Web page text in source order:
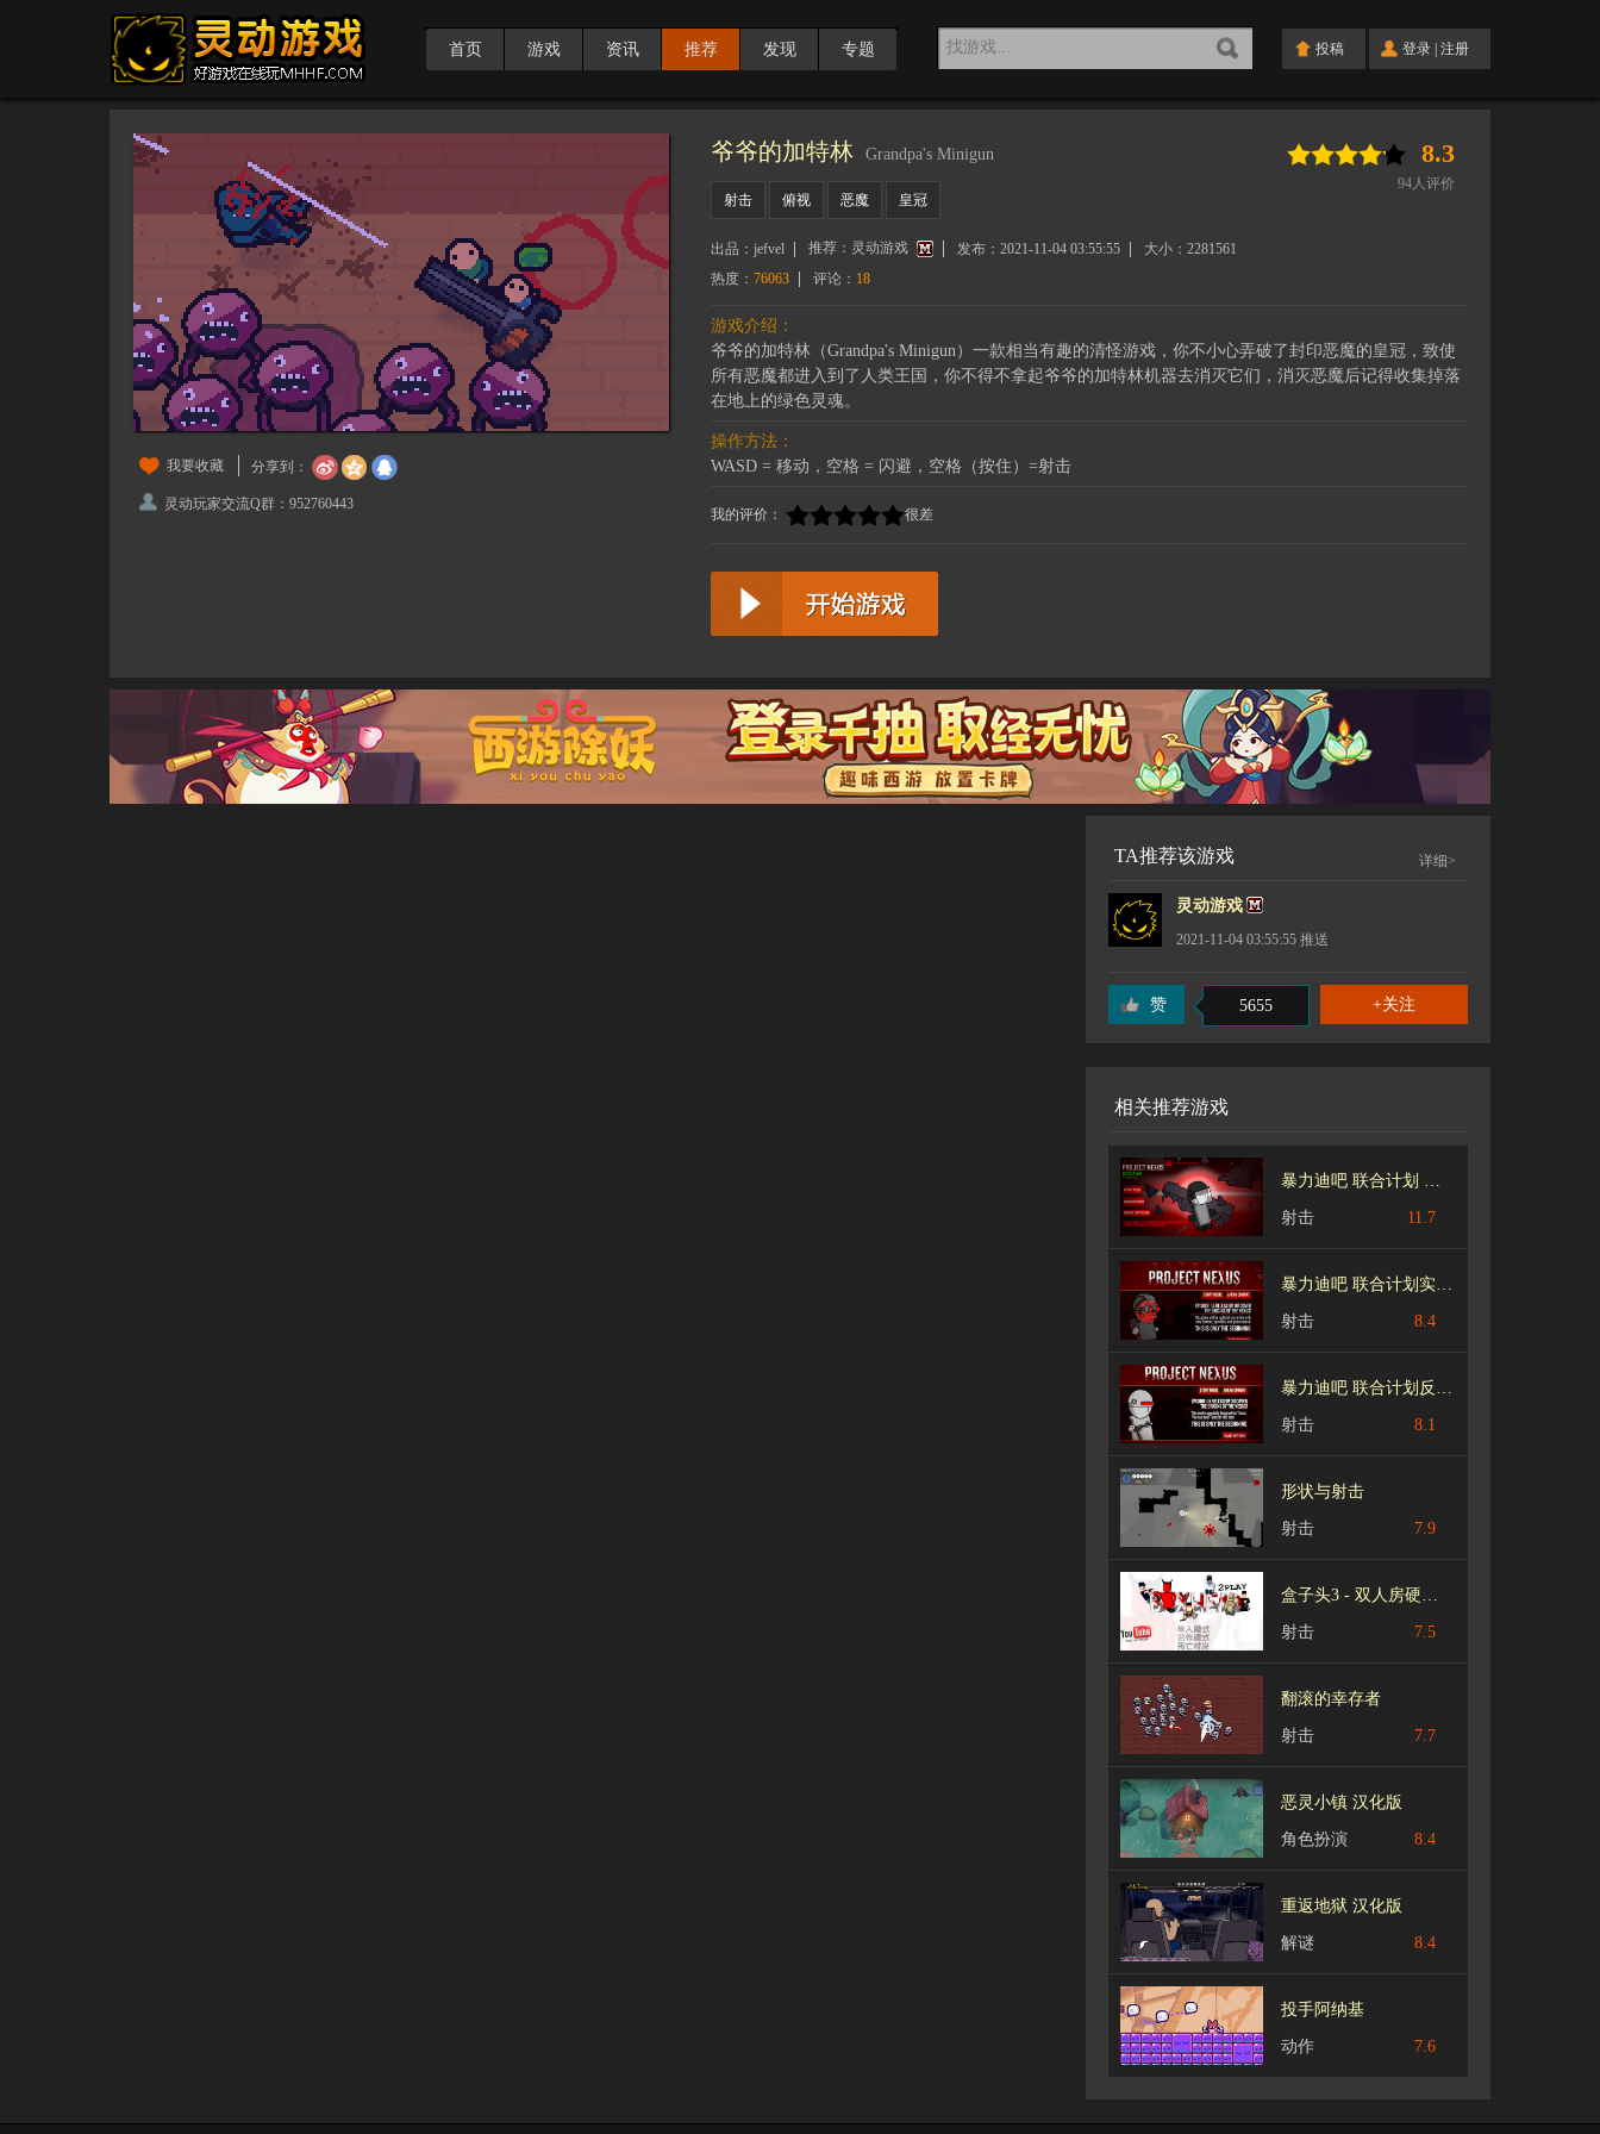
首页 游戏 资讯 推荐 发现 专题 投稿 登录 注册
我要收藏 分享到：
灵动玩家交流Q群：952760443
8.3
94人评价
爷爷的加特林 Grandpa's Minigun
射击 俯视 恶魔 皇冠
出品： jefvel 推荐： 灵动游戏 发布： 2021-11-04 03:55:55 大小： 2281561
热度： 76063 评论： 18
游戏介绍：
爷爷的加特林（Grandpa's Minigun）一款相当有趣的清怪游戏，你不小心弄破了封印恶魔的皇冠，致使
所有恶魔都进入到了人类王国，你不得不拿起爷爷的加特林机器去消灭它们，消灭恶魔后记得收集掉落
在地上的绿色灵魂。
操作方法：
WASD = 移动，空格 = 闪避，空格（按住）=射击
我的评价： 很差
TA推荐该游戏 详细>
灵动游戏
2021-11-04 03:55:55 推送
赞 5655
相关推荐游戏
暴力迪吧 联合计划 MPNC C.C.C.模组
射击 11.7
暴力迪吧 联合计划实验体Mod
射击 8.4
暴力迪吧 联合计划反钩战争
射击 8.1
形状与射击
射击 7.9
盒子头3 - 双人房硬盘汉化版
射击 7.5
翻滚的幸存者
射击 7.7
恶灵小镇 汉化版
角色扮演 8.4
重返地狱 汉化版
解谜 8.4
投手阿纳基
动作 7.6